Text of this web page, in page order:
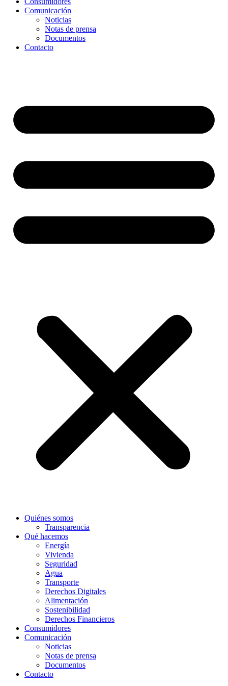
Comunicación
Noticias
Notas de prensa
Documentos
Contacto
Quiénes somos
Transparencia
Qué hacemos
Energía
Vivienda
Seguridad
Agua
Transporte
Derechos Digitales
Alimentación
Sostenibilidad
Derechos Financieros
Consumidores
Comunicación
Noticias
Notas de prensa
Documentos
Contacto